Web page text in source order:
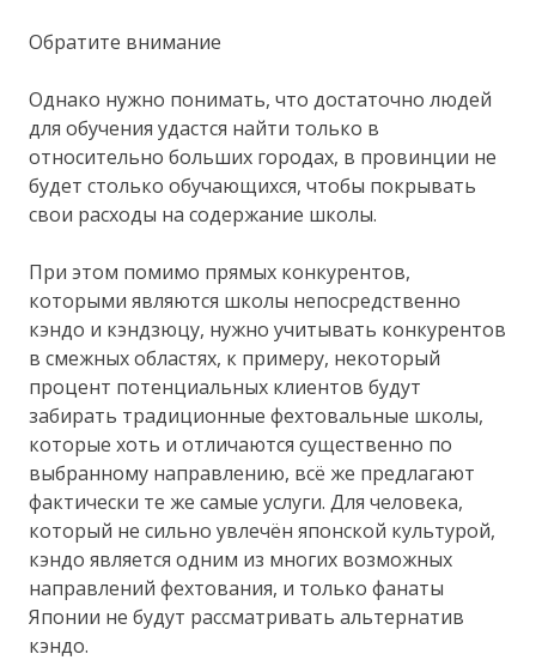
Обратите внимание
Однако нужно понимать, что достаточно людей
для обучения удастся найти только в
относительно больших городах, в провинции не
будет столько обучающихся, чтобы покрывать
свои расходы на содержание школы.
При этом помимо прямых конкурентов,
которыми являются школы непосредственно
кэндо и кэндзюцу, нужно учитывать конкурентов
в смежных областях, к примеру, некоторый
процент потенциальных клиентов будут
забирать традиционные фехтовальные школы,
которые хоть и отличаются существенно по
выбранному направлению, всё же предлагают
фактически те же самые услуги. Для человека,
который не сильно увлечён японской культурой,
кэндо является одним из многих возможных
направлений фехтования, и только фанаты
Японии не будут рассматривать альтернатив
кэндо.